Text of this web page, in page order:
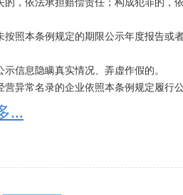
的，依法承担赔偿责任；构成犯罪的，
按照本条例规定的期限公示年度报告
示信息隐瞒真实情况、弄虚作假的。
常名录的企业依照本条例规定履行
3年未依照本条例规定履行公示义务的
商行政管理部门列入严重违法企业名单
...